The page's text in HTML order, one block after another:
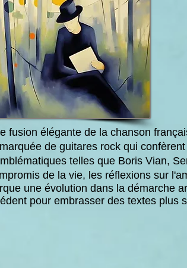
fusion élégante de la chanson
de guitares rock qui
telles que Boris Vian,
de la vie, les réflexions sur
une évolution dans la démarche
pour embrasser des textes plus